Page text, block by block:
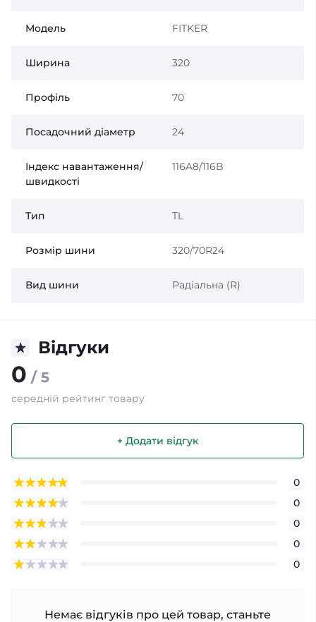
Модель FITKER
Ширина 320
Профіль 70
Посадочний діаметр 24
Індекс навантаження/
швидкості
116A8/116B
Тип TL
Розмір шини 320/70R24
Вид шини Радіальна (R)
Відгуки
0 / 5
середній рейтинг товару
+ Додати відгук
0
0
0
0
0
Немає відгуків про цей товар, станьте